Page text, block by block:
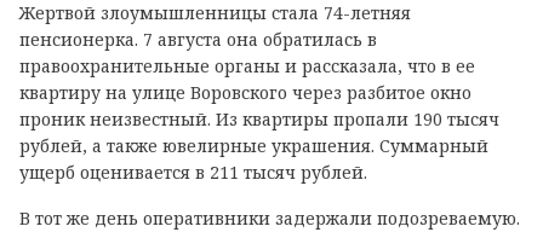
Жертвой злоумышленницы стала 74-летняя
пенсионерка. 7 августа она обратилась в
правоохранительные органы и рассказала, что в ее
квартиру на улице Воровского через разбитое окно
проник неизвестный. Из квартиры пропали 190 тысяч
рублей, а также ювелирные украшения. Суммарный
ущерб оценивается в 211 тысяч рублей.
В тот же день оперативники задержали подозреваемую.